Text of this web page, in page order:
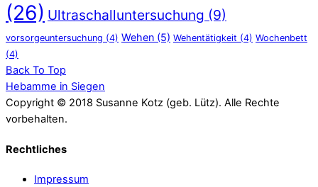
(26) Ultraschalluntersuchung (9)
vorsorgeuntersuchung (4) Wehen (5) Wehentätigkeit (4) Wochenbett
(4)
Back To Top
Hebamme in Siegen
Copyright © 2018 Susanne Kotz (geb. Lütz). Alle Rechte
vorbehalten.
Rechtliches
Impressum